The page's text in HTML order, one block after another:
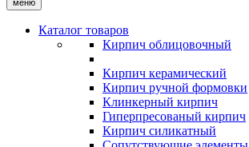
меню
Каталог товаров
Кирпич облицовочный
Кирпич керамический
Кирпич ручной формовки
Клинкерный кирпич
Гиперпресованый кирпич
Кирпич силикатный